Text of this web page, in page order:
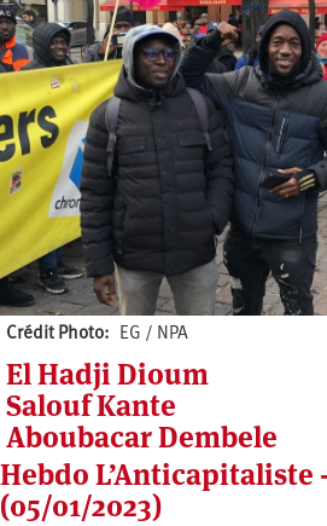
Crédit Photo EG / NPA
El Hadji Dioum
Salouf Kante
Aboubacar Dembele
Hebdo L’Anticapitaliste
(05/01/2023)